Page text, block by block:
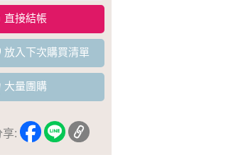
直接結帳
放入下次購買清單
大量團購
享: